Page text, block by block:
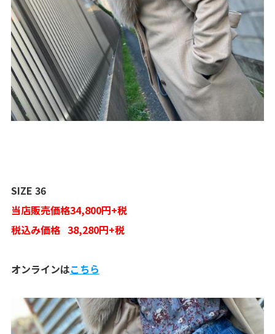
SIZE 36
当店販売価格34,800円+税
税込み価格 38,280円+税
オンラインはこちら